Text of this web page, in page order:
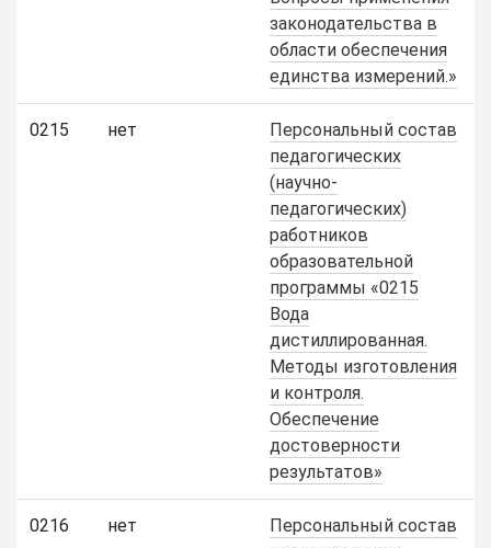
законодательства в
области обеспечения
единства измерений.»
0215 нет
Персональный состав
педагогических
(научно-
педагогических)
работников
образовательной
программы «0215
Вода
дистиллированная.
Методы изготовления
и контроля.
Обеспечение
достоверности
результатов»
0216 нет
Персональный состав